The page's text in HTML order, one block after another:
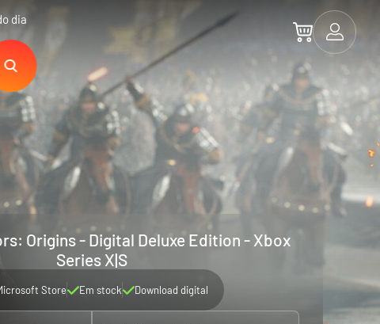
dia
Origins - Digital Deluxe Edition - Xbox
Series X|S
Store Em stock Download digital